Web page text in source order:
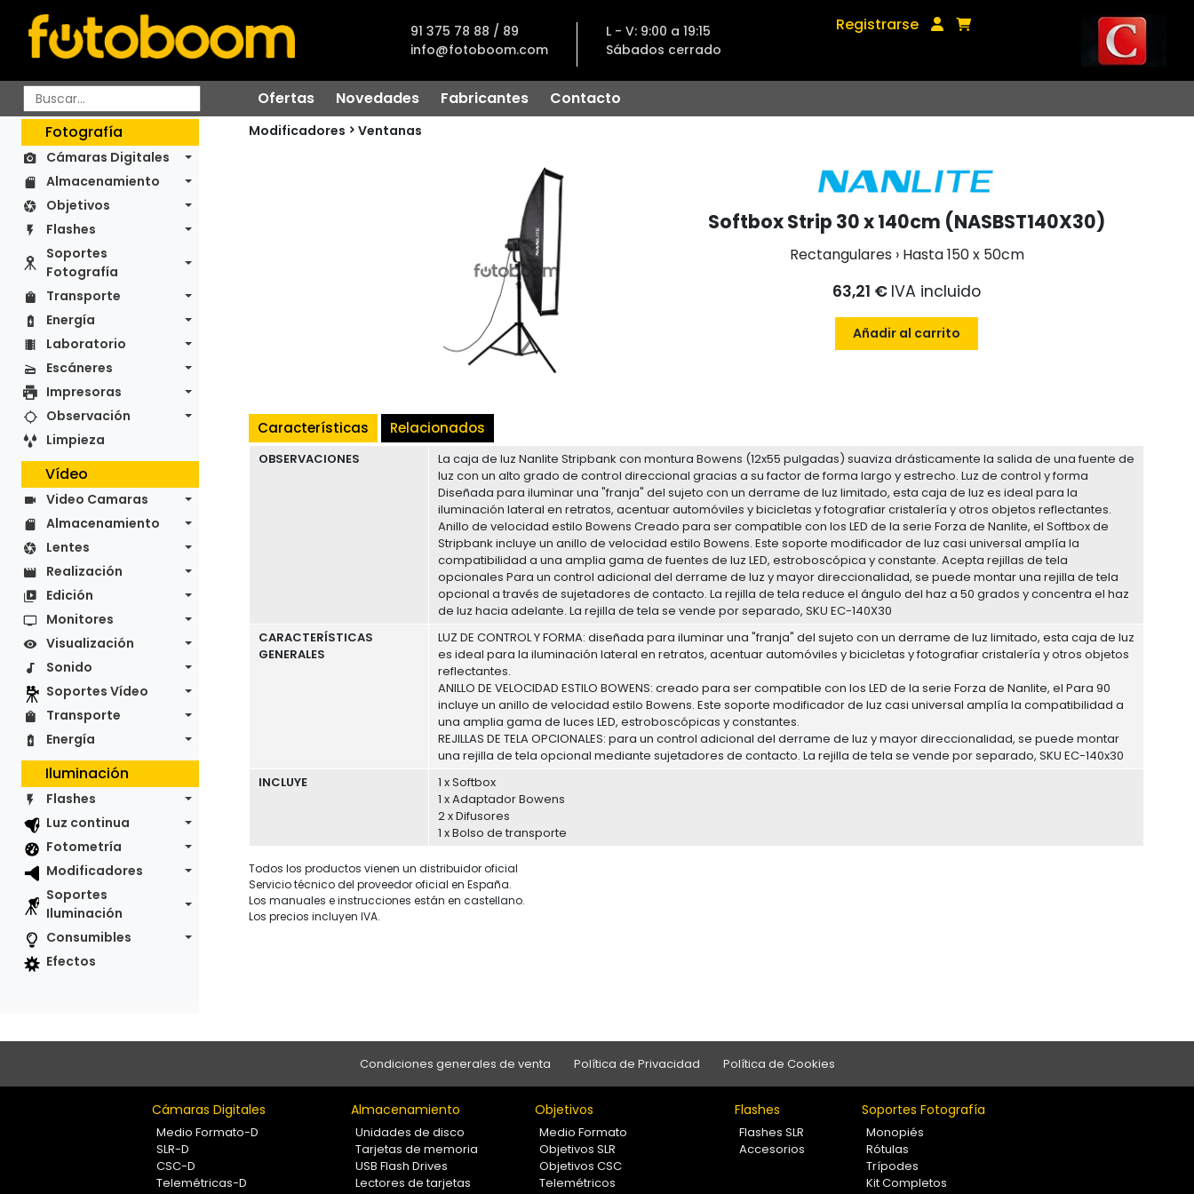
91 375 78 88 / 89
info@fotoboom.com
L - V: 9:00 a 19:15
Sábados cerrado
Registrarse
Ofertas Novedades Fabricantes
Contacto
Fotografía
Cámaras Digitales
Almacenamiento
Objetivos
Flashes
Soportes
Fotografía
Transporte
Energía
Laboratorio
Escáneres
Impresoras
Observación
Limpieza
Vídeo
Video Camaras
Almacenamiento
Lentes
Realización
Edición
Monitores
Visualización
Sonido
Soportes Vídeo
Transporte
Energía
Iluminación
Flashes
Luz continua
Fotometría
Modificadores
Soportes
Iluminación
Consumibles
Efectos
Modificadores Ventanas
Softbox Strip 30 x 140cm (NASBST140X30)
Rectangulares › Hasta 150 x 50cm
63,21 € IVA incluido
Añadir al carrito
Características Relacionados
OBSERVACIONES
La caja de luz Nanlite Stripbank con montura Bowens (12x55 pulgadas) suaviza drásticamente la salida de una fuente de
luz con un alto grado de control direccional gracias a su factor de forma largo y estrecho. Luz de control y forma
Diseñada para iluminar una "franja" del sujeto con un derrame de luz limitado, esta caja de luz es ideal para la
iluminación lateral en retratos, acentuar automóviles y bicicletas y fotografiar cristalería y otros objetos reflectantes.
Anillo de velocidad estilo Bowens Creado para ser compatible con los LED de la serie Forza de Nanlite, el Softbox de
Stripbank incluye un anillo de velocidad estilo Bowens. Este soporte modificador de luz casi universal amplía la
compatibilidad a una amplia gama de fuentes de luz LED, estroboscópica y constante. Acepta rejillas de tela
opcionales Para un control adicional del derrame de luz y mayor direccionalidad, se puede montar una rejilla de tela
opcional a través de sujetadores de contacto. La rejilla de tela reduce el ángulo del haz a 50 grados y concentra el haz
de luz hacia adelante. La rejilla de tela se vende por separado, SKU EC-140X30
CARACTERÍSTICAS
GENERALES
LUZ DE CONTROL Y FORMA: diseñada para iluminar una "franja" del sujeto con un derrame de luz limitado, esta caja de luz
es ideal para la iluminación lateral en retratos, acentuar automóviles y bicicletas y fotografiar cristalería y otros objetos
reflectantes.
ANILLO DE VELOCIDAD ESTILO BOWENS: creado para ser compatible con los LED de la serie Forza de Nanlite, el Para 90
incluye un anillo de velocidad estilo Bowens. Este soporte modificador de luz casi universal amplía la compatibilidad a
una amplia gama de luces LED, estroboscópicas y constantes.
REJILLAS DE TELA OPCIONALES: para un control adicional del derrame de luz y mayor direccionalidad, se puede montar
una rejilla de tela opcional mediante sujetadores de contacto. La rejilla de tela se vende por separado, SKU EC-140x30
INCLUYE
1 x Softbox
1 x Adaptador Bowens
2 x Difusores
1 x Bolso de transporte
Todos los productos vienen un distribuidor oficial
Servicio técnico del proveedor oficial en España.
Los manuales e instrucciones están en castellano.
Los precios incluyen IVA.
Condiciones generales de venta Política de Privacidad Política de Cookies
Cámaras Digitales
Medio Formato-D
SLR-D
CSC-D
Telemétricas-D
Almacenamiento
Unidades de disco
Tarjetas de memoria
USB Flash Drives
Lectores de tarjetas
Objetivos
Medio Formato
Objetivos SLR
Objetivos CSC
Telemétricos
Flashes
Flashes SLR
Accesorios
Soportes Fotografía
Monopiés
Rótulas
Trípodes
Kit Completos